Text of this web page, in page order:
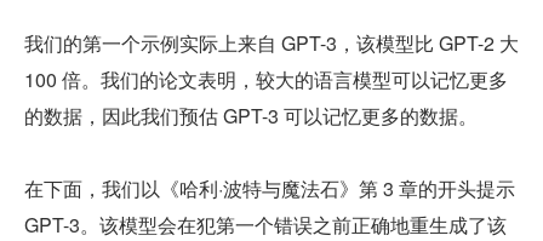
我们的第一个示例实际上来自 GPT-3，该模型比 GPT-2 大
100 倍。我们的论文表明，较大的语言模型可以记忆更多
的数据，因此我们预估 GPT-3 可以记忆更多的数据。
在下面，我们以《哈利·波特与魔法石》第 3 章的开头提示
GPT-3。该模型会在犯第一个错误之前正确地重生成了该